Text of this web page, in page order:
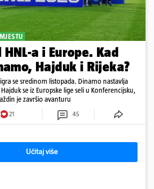
a i Europe. Kad
Hajduk i Rijeka?
se sredinom listopada. Dinamo nastavlja
se iz Europske lige seli u Konferencijsku,
je završio avanturu
21 45
Učitaj više